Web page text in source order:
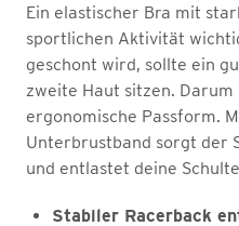
Ein elastischer Bra mit
sportlichen Aktivität
geschont wird, sollte ein
zweite Haut sitzen.
ergonomische Passform.
Unterbrustband sorgt der
und entlastet deine
Stabiler Racerback